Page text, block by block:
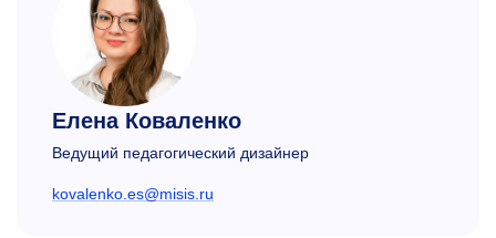
Елена Коваленко
Ведущий педагогический дизайнер
kovalenko.es@misis.ru